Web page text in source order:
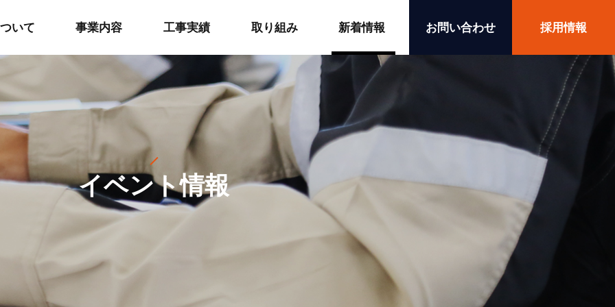
いて 事業内容 工事実績 取り組み 新着情報 お問い合わせ 採用情報
イベント情報